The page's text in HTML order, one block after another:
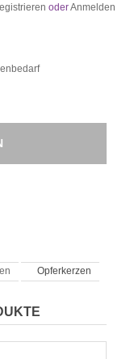
oderAnmelden
Opferkerzen